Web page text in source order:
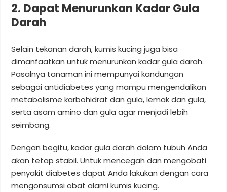
2. Dapat Menurunkan Kadar Gula
Darah
Selain tekanan darah, kumis kucing juga bisa
dimanfaatkan untuk menurunkan kadar gula darah.
Pasalnya tanaman ini mempunyai kandungan
sebagai antidiabetes yang mampu mengendalikan
metabolisme karbohidrat dan gula, lemak dan gula,
serta asam amino dan gula agar menjadi lebih
seimbang.
Dengan begitu, kadar gula darah dalam tubuh Anda
akan tetap stabil. Untuk mencegah dan mengobati
penyakit diabetes dapat Anda lakukan dengan cara
mengonsumsi obat alami kumis kucing.